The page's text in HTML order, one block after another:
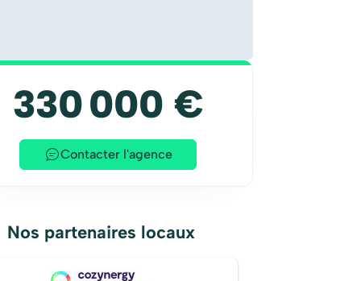
330 000 €
Contacter l'agence
Nos partenaires locaux